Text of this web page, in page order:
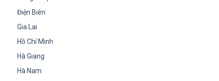
Điện Biên
Gia Lai
Hồ Chí Minh
Hà Giang
Hà Nam